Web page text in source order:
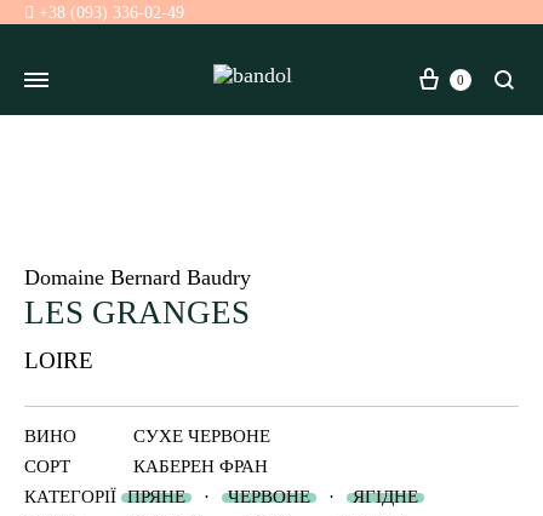
+38 (093) 336-02-49
Кошик
0
Domaine Bernard Baudry
LES GRANGES
LOIRE
ВИНО
СУХЕ ЧЕРВОНЕ
СОРТ
КАБЕРЕН ФРАН
КАТЕГОРІЇ ПРЯНЕ · ЧЕРВОНЕ ·
ЯГІДНЕ